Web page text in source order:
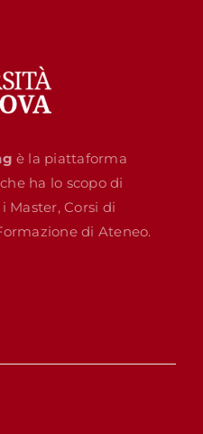
è la piattaforma
ha lo scopo di
Master, Corsi di
di Ateneo.